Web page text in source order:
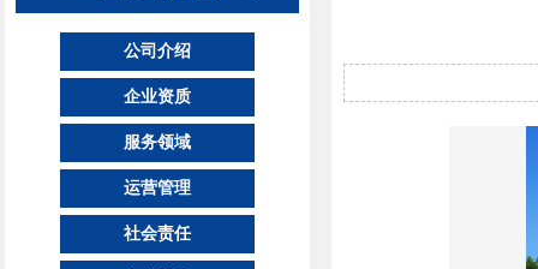
公司介绍
企业资质
服务领域
运营管理
社会责任